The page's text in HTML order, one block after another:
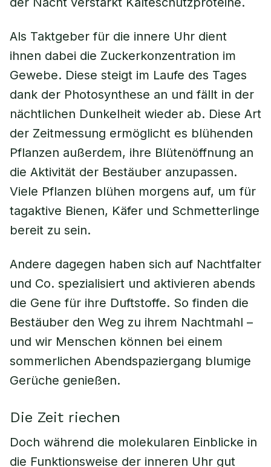
Als Taktgeber für die innere Uhr dient
ihnen dabei die Zuckerkonzentration im
Gewebe. Diese steigt im Laufe des Tages
dank der Photosynthese an und fällt in der
nächtlichen Dunkelheit wieder ab. Diese Art
der Zeitmessung ermöglicht es blühenden
Pflanzen außerdem, ihre Blütenöffnung an
die Aktivität der Bestäuber anzupassen.
Viele Pflanzen blühen morgens auf, um für
tagaktive Bienen, Käfer und Schmetterlinge
bereit zu sein.
Andere dagegen haben sich auf Nachtfalter
und Co. spezialisiert und aktivieren abends
die Gene für ihre Duftstoffe. So finden die
Bestäuber den Weg zu ihrem Nachtmahl –
und wir Menschen können bei einem
sommerlichen Abendspaziergang blumige
Gerüche genießen.
Die Zeit riechen
Doch während die molekularen Einblicke in
die Funktionsweise der inneren Uhr gut